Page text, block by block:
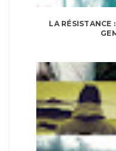
LA RÉSISTANCE